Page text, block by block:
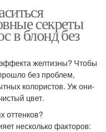
секреты
в блонд без
желтизны? Чтобы
без проблем,
колористов. Уж они-
цвет.
оттенков?
несколько факторов: